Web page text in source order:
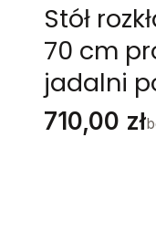
Stół
70 cm
jadalni
Cena
710,00 zł